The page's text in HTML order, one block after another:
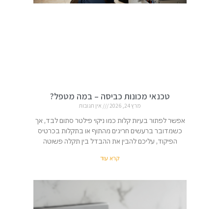
טכנאי מכונות כביסה – במה מטפל?
מרץ 24, 2026 אין תגובות
אפשר לפתור בעיות קלות כמו ניקוי פילטר סתום לבד, אך
כשמדובר ברעשים חריגים מהתוף או בתקלות בכרטיס
הפיקוד, עליכם להבין את ההבדל בין תקלה פשוטה
קרא עוד